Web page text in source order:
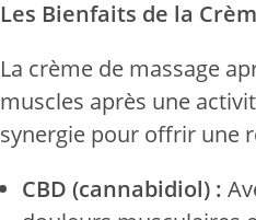
Les Bienfaits de la
La crème de massage
muscles après une
synergie pour offrir une
CBD (cannabidiol) :